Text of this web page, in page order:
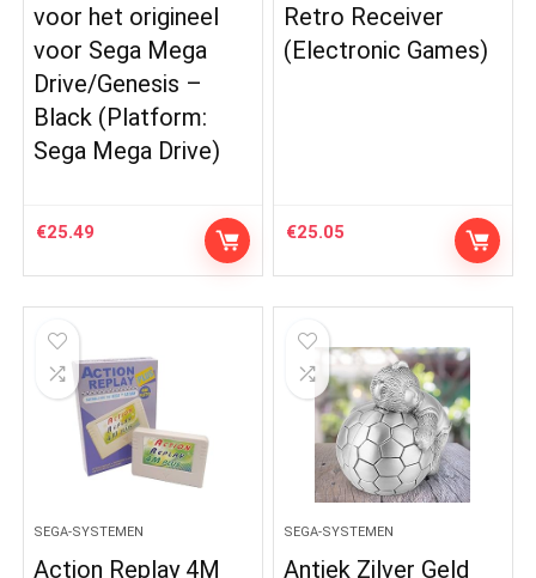
voor het origineel
voor Sega Mega
Drive/Genesis –
Black (Platform:
Sega Mega Drive)
€25.49
Retro Receiver
(Electronic Games)
€25.05
SEGA-SYSTEMEN
Action Replay 4M
SEGA-SYSTEMEN
Antiek Zilver Geld